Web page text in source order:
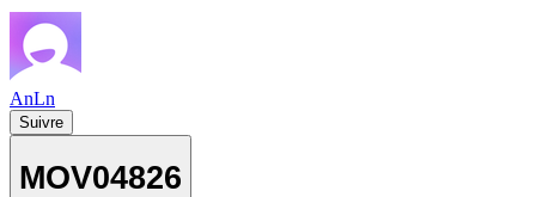
AnLn
Suivre
MOV04826